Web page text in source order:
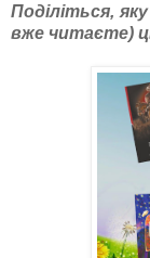
Поділіться,
вже читаєте)